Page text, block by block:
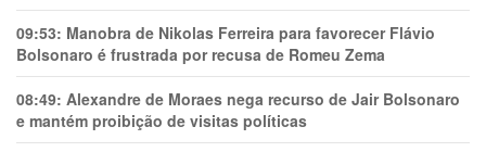
09:53: Manobra de Nikolas Ferreira para favorecer Flávio
Bolsonaro é frustrada por recusa de Romeu Zema
08:49: Alexandre de Moraes nega recurso de Jair Bolsonaro
e mantém proibição de visitas políticas